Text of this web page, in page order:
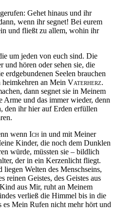
Gehet hinaus und ihr
wenn ihr segnet! Bei eurem
und fließt zu allem, wohin ihr
um jeden von euch sind. Die
und hören oder sehen sie, die
erdgebundenen Seelen brauchen
heimkehren an Mein Vaterherz.
dann segnet sie in Meinem
und das immer wieder, denn
den ihr hier auf Erden erfüllen
wenn Ich in und mit Meiner
Kinder, die noch dem Dunklen
würde, müssten sie – bildlich
der in ein Kerzenlicht fliegt.
Welten des Menschseins,
reinen Geistes, des Geistes aus
aus Mir, ruht an Meinem
verließ die Himmel bis in die
es Mein Rufen nicht mehr hört und